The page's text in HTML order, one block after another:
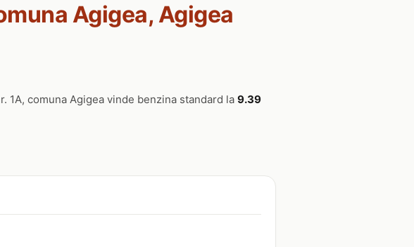
Agigea, Agigea
1A, comuna Agigea vinde benzina standard la 9.39